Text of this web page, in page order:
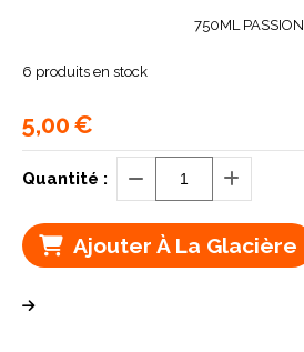
750ML PASSION
5,00€
6 produits en stock
Quantité :
Ajouter À La Glacière